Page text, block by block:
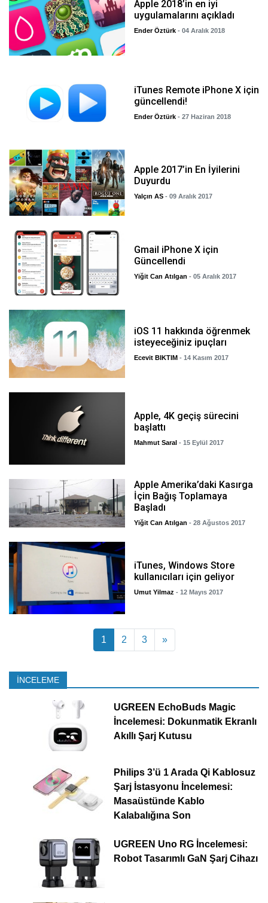
Apple 2018’in en iyi
uygulamalarını açıkladı
Ender Öztürk - 04 Aralık 2018
iTunes Remote iPhone X için
güncellendi!
Ender Öztürk - 27 Haziran 2018
Apple 2017’in En İyilerini
Duyurdu
Yalçın AS - 09 Aralık 2017
Gmail iPhone X için
Güncellendi
Yiğit Can Atılgan - 05 Aralık 2017
iOS 11 hakkında öğrenmek
isteyeceğiniz ipuçları
Ecevit BIKTIM - 14 Kasım 2017
Apple, 4K geçiş sürecini
başlattı
Mahmut Saral - 15 Eylül 2017
Apple Amerika’daki Kasırga
İçin Bağış Toplamaya
Başladı
Yiğit Can Atılgan - 28 Ağustos 2017
iTunes, Windows Store
kullanıcıları için geliyor
Umut Yilmaz - 12 Mayıs 2017
Yazı dolaşımı
1 2 3 »
İNCELEME
UGREEN EchoBuds Magic
İncelemesi: Dokunmatik Ekranlı
Akıllı Şarj Kutusu
Philips 3’ü 1 Arada Qi Kablosuz
Şarj İstasyonu İncelemesi:
Masaüstünde Kablo
Kalabalığına Son
UGREEN Uno RG İncelemesi:
Robot Tasarımlı GaN Şarj Cihazı